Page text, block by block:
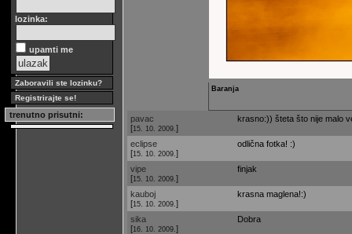
lozinka:
upamti me
Zaboravili ste lozinku?
Registrirajte se!
trenutno prisutni:
Baranja
pavac
[15. 10. 2009. ]
krasno:)) šteta što nije malo
eclipse
[15. 10. 2009. ]
odlična fotka! :)
vipe
[15. 10. 2009. ]
finjak
kauboj
[15. 10. 2009. ]
krasna maglena!:)
sika
[16. 10. 2009. ]
Dobra